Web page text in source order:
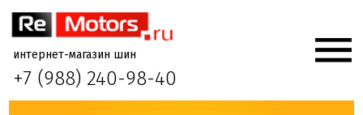
интернет-магазин шин
+7 (988) 240-98-40